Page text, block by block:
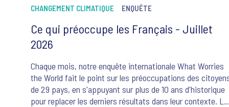
CHANGEMENT CLIMATIQUE ENQUÊTE
Ce qui préoccupe les Français - Juillet
2026
Chaque mois, notre enquête internationale What Worries
the World fait le point sur les préoccupations des
de 29 pays, en s'appuyant sur plus de 10 ans d'historique
pour replacer les derniers résultats dans leur contexte. Les